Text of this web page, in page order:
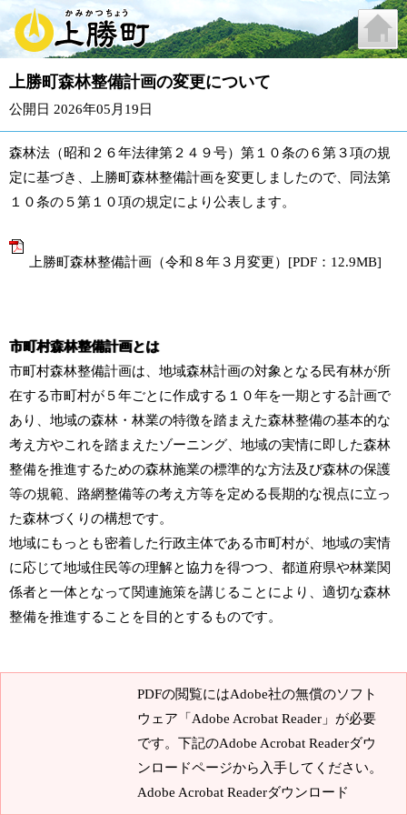
上勝町森林整備計画の変更について
公開日 2026年05月19日
森林法（昭和２６年法律第２４９号）第１０条の６第３項の規
定に基づき、上勝町森林整備計画を変更しましたので、同法第
１０条の５第１０項の規定により公表します。
上勝町森林整備計画（令和８年３月変更）[PDF：12.9MB]
市町村森林整備計画とは
市町村森林整備計画は、地域森林計画の対象となる民有林が所
在する市町村が５年ごとに作成する１０年を一期とする計画で
あり、地域の森林・林業の特徴を踏まえた森林整備の基本的な
考え方やこれを踏まえたゾーニング、地域の実情に即した森林
整備を推進するための森林施業の標準的な方法及び森林の保護
等の規範、路網整備等の考え方等を定める長期的な視点に立っ
た森林づくりの構想です。
地域にもっとも密着した行政主体である市町村が、地域の実情
に応じて地域住民等の理解と協力を得つつ、都道府県や林業関
係者と一体となって関連施策を講じることにより、適切な森林
整備を推進することを目的とするものです。
PDFの閲覧にはAdobe社の無償のソフト
ウェア「Adobe Acrobat Reader」が必要
です。下記のAdobe Acrobat Readerダウ
ンロードページから入手してください。
Adobe Acrobat Readerダウンロード